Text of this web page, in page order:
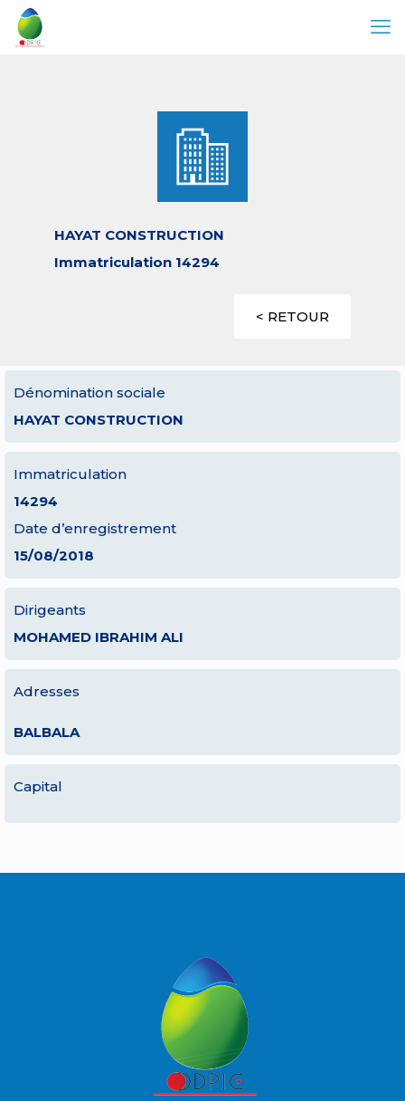
HAYAT CONSTRUCTION
Immatriculation 14294
< RETOUR
Dénomination sociale
HAYAT CONSTRUCTION
Immatriculation
14294
Date d’enregistrement
15/08/2018
Dirigeants
MOHAMED IBRAHIM ALI
Adresses
BALBALA
Capital